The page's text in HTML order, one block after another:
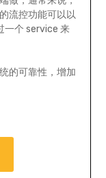
流控功能可以以
一个 service 来
的可靠性，增加